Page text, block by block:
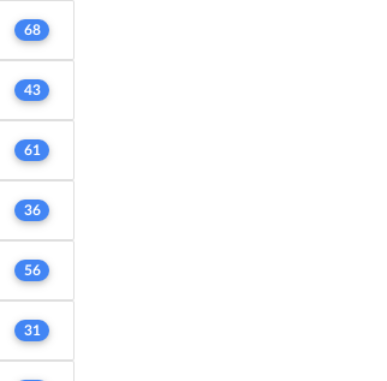
68
43
61
36
56
31